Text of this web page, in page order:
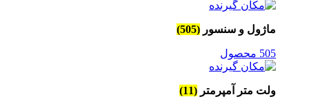
بود. ماژول و سنسور (505)
505 محصول
ولت متر آمپرمتر (11)